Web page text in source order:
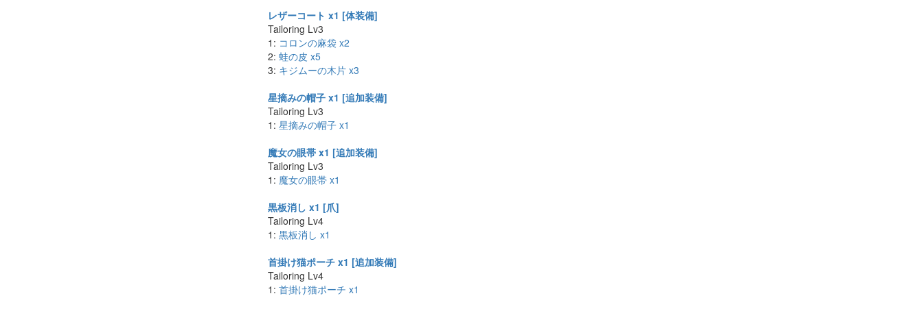
レザーコート x1 [体装備]
Tailoring Lv3
1: コロンの麻袋 x2
2: 蛙の皮 x5
3: キジムーの木片 x3
星摘みの帽子 x1 [追加装備]
Tailoring Lv3
1: 星摘みの帽子 x1
魔女の眼帯 x1 [追加装備]
Tailoring Lv3
1: 魔女の眼帯 x1
黒板消し x1 [爪]
Tailoring Lv4
1: 黒板消し x1
首掛け猫ポーチ x1 [追加装備]
Tailoring Lv4
1: 首掛け猫ポーチ x1